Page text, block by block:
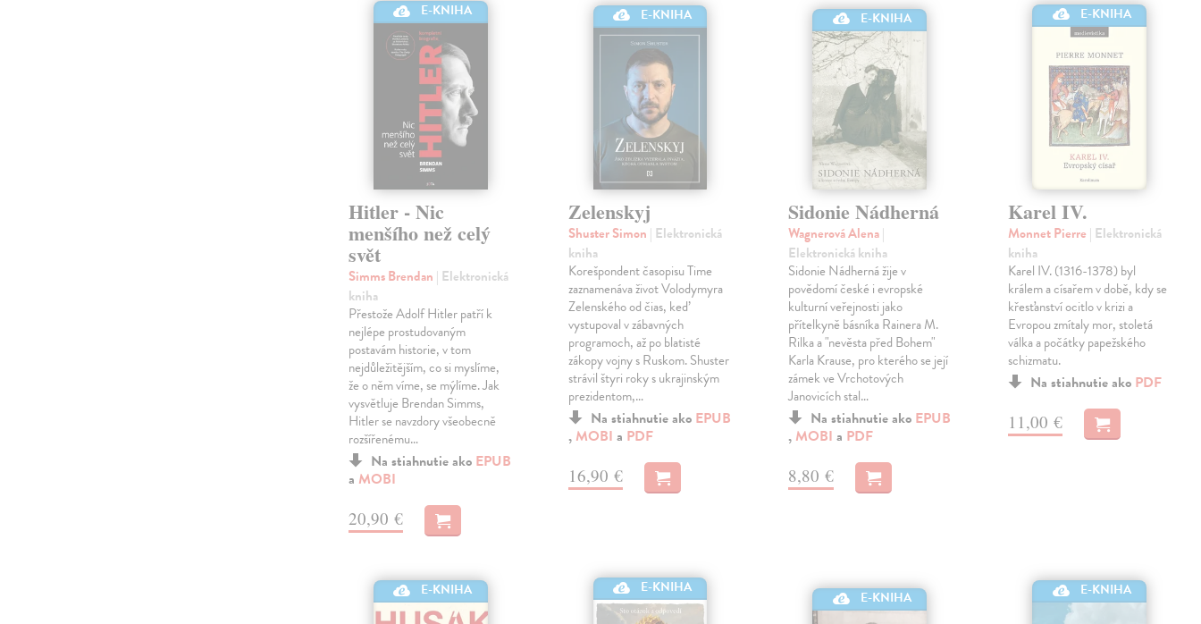
E-KNIHA
Hitler - Nic
menšího než celý
svět
Simms Brendan | Elektronická
kniha
Přestože Adolf Hitler patří k
nejlépe prostudovaným
postavám historie, v tom
nejdůležitějším, co si myslíme,
že o něm víme, se mýlíme. Jak
vysvětluje Brendan Simms,
Hitler se navzdory všeobecně
rozšířenému…
Na stiahnutie ako EPUB
a MOBI
20,90 €
E-KNIHA
Zelenskyj
Shuster Simon | Elektronická
kniha
Korešpondent časopisu Time
zaznamenáva život Volodymyra
Zelenského od čias, keď
vystupoval v zábavných
programoch, až po blatisté
zákopy vojny s Ruskom. Shuster
strávil štyri roky s ukrajinským
prezidentom,…
Na stiahnutie ako EPUB
, MOBI a PDF
16,90 €
E-KNIHA
Sidonie Nádherná
Wagnerová Alena|
Elektronická kniha
Sidonie Nádherná žije v
povědomí české i evropské
kulturní veřejnosti jako
přítelkyně básníka Rainera M.
Rilka a "nevěsta před Bohem"
Karla Krause, pro kterého se její
zámek ve Vrchotových
Janovicích stal…
Na stiahnutie ako EPUB
, MOBI a PDF
8,80 €
E-KNIHA
Karel IV.
Monnet Pierre | Elektronická
kniha
Karel IV. (1316-1378) byl
králem a císařem v době, kdy se
křesťanství ocitlo v krizi a
Evropou zmítaly mor, stoletá
válka a počátky papežského
schizmatu.
Na stiahnutie ako PDF
11,00 €
E-KNIHA E-KNIHA
E-KNIHA E-KNIHA